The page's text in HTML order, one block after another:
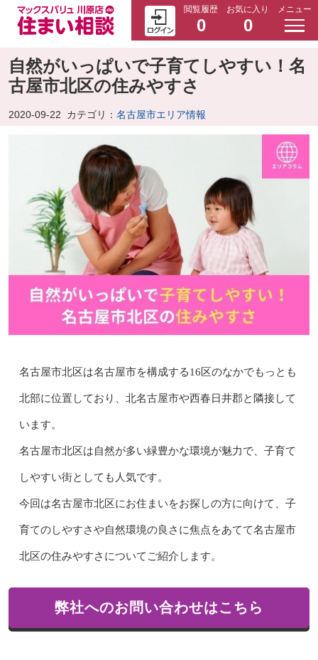
閲覧履歴
0
お気に入り
0
メニュー
自然がいっぱいで子育てしやすい！名
古屋市北区の住みやすさ
2020-09-22 カテゴリ： 名古屋市エリア情報
名古屋市北区は名古屋市を構成する16区のなかでもっとも
北部に位置しており、北名古屋市や西春日井郡と隣接して
います。
名古屋市北区は自然が多い緑豊かな環境が魅力で、子育て
しやすい街としても人気です。
今回は名古屋市北区にお住まいをお探しの方に向けて、子
育てのしやすさや自然環境の良さに焦点をあてて名古屋市
北区の住みやすさについてご紹介します。
弊社へのお問い合わせはこちら